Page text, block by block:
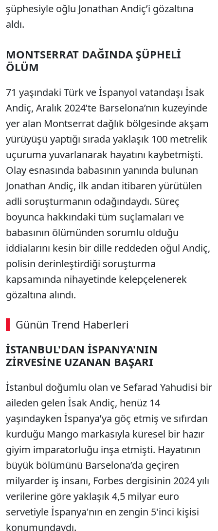
şüphesiyle oğlu Jonathan Andiç’i gözaltına
aldı.
MONTSERRAT DAĞINDA ŞÜPHELİ
ÖLÜM
71 yaşındaki Türk ve İspanyol vatandaşı İsak
Andiç, Aralık 2024’te Barselona’nın kuzeyinde
yer alan Montserrat dağlık bölgesinde akşam
yürüyüşü yaptığı sırada yaklaşık 100 metrelik
uçuruma yuvarlanarak hayatını kaybetmişti.
Olay esnasında babasının yanında bulunan
Jonathan Andiç, ilk andan itibaren yürütülen
adli soruşturmanın odağındaydı. Süreç
boyunca hakkındaki tüm suçlamaları ve
babasının ölümünden sorumlu olduğu
iddialarını kesin bir dille reddeden oğul Andiç,
polisin derinleştirdiği soruşturma
kapsamında nihayetinde kelepçelenerek
gözaltına alındı.
Günün Trend Haberleri
İSTANBUL'DAN İSPANYA'NIN
ZİRVESİNE UZANAN BAŞARI
İstanbul doğumlu olan ve Sefarad Yahudisi bir
aileden gelen İsak Andiç, henüz 14
yaşındayken İspanya’ya göç etmiş ve sıfırdan
kurduğu Mango markasıyla küresel bir hazır
giyim imparatorluğu inşa etmişti. Hayatının
büyük bölümünü Barselona’da geçiren
milyarder iş insanı, Forbes dergisinin 2024 yılı
verilerine göre yaklaşık 4,5 milyar euro
servetiyle İspanya'nın en zengin 5'inci kişisi
konumundaydı.